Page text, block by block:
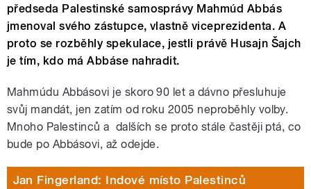
předseda Palestinské samosprávy Mahmúd Abbás
jmenoval svého zástupce, vlastně viceprezidenta. A
proto se rozběhly spekulace, jestli právě Husajn Šajch
je tím, kdo má Abbáse nahradit.
Mahmúdu Abbásovi je skoro 90 let a dávno přesluhuje
svůj mandát, jen zatím od roku 2005 neproběhly volby.
Mnoho Palestinců a dalších se proto stále častěji ptá, co
bude po Abbásovi, až odejde.
Jan Fingerland: Indové místo Palestinců